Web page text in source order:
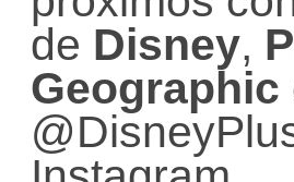
de Disney,
Geographic